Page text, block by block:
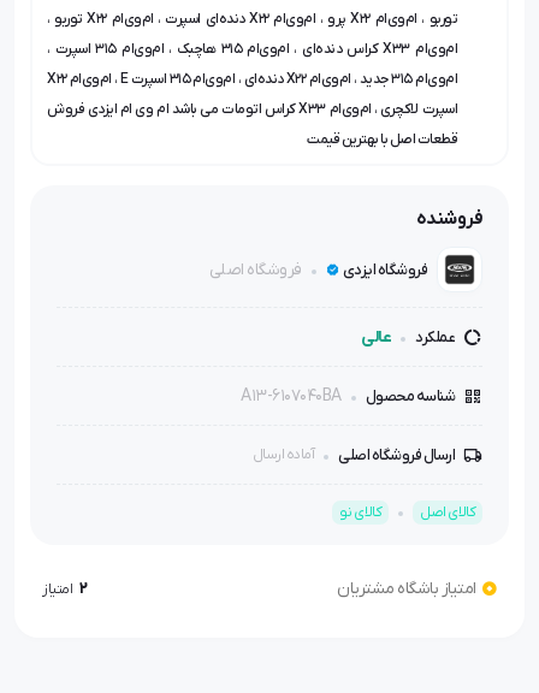
توربو ، ام‌وی‌ام X22 پرو ، ام‌وی‌ام X22 دنده‌ای اسپرت ، ام‌وی‌ام X22 توربو ،
ام‌وی‌ام X33 کراس دنده‌ای ، ام‌وی‌ام ۳۱۵ هاچبک ، ام‌وی‌ام ۳۱۵ اسپرت ،
ام‌وی‌ام ۳۱۵ جدید ، ام‌وی‌ام X22 دنده‌ای ، ام‌وی‌ام ۳۱۵ اسپرت E ، ام‌وی‌ام X22
اسپرت لاکچری ، ام‌وی‌ام X33 کراس اتومات می باشد ام وی ام ایزدی فروش
قطعات اصل با بهترین قیمت
فروشنده
فروشگاه ایزدی فروشگاه اصلی
عملکرد عالی
شناسه محصول A13-6107040BA
ارسال فروشگاه اصلی آماده ارسال
کالای اصل کالای نو
امتیاز باشگاه مشتریان 2 امتیاز